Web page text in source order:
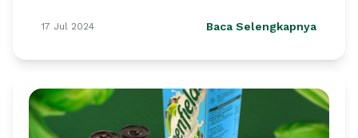
17 Jul 2024 Baca Selengkapnya